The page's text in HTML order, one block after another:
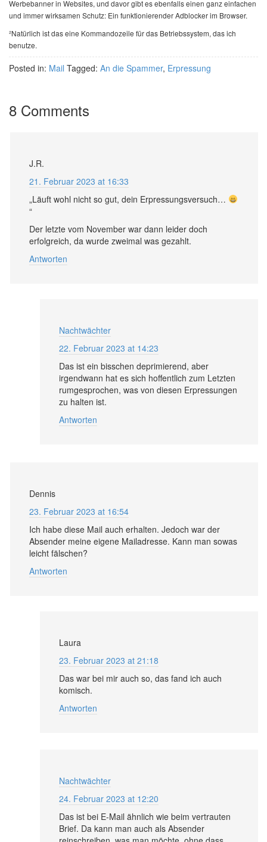
Werbebanner in Websites, und davor gibt es ebenfalls einen ganz einfachen
und immer wirksamen Schutz: Ein funktionierender Adblocker im Browser.
²Natürlich ist das eine Kommandozeile für das Betriebssystem, das ich
benutze.
Posted in: Mail Tagged: An die Spammer, Erpressung
8 Comments
J.R.
21. Februar 2023 at 16:33
„Läuft wohl nicht so gut, dein Erpressungsversuch…
“
Der letzte vom November war dann leider doch
erfolgreich, da wurde zweimal was gezahlt.
Antworten
Nachtwächter
22. Februar 2023 at 14:23
Das ist ein bisschen deprimierend, aber
irgendwann hat es sich hoffentlich zum Letzten
rumgesprochen, was von diesen Erpressungen
zu halten ist.
Antworten
Dennis
23. Februar 2023 at 16:54
Ich habe diese Mail auch erhalten. Jedoch war der
Absender meine eigene Mailadresse. Kann man sowas
leicht fälschen?
Antworten
Laura
23. Februar 2023 at 21:18
Das war bei mir auch so, das fand ich auch
komisch.
Antworten
Nachtwächter
24. Februar 2023 at 12:20
Das ist bei E-Mail ähnlich wie beim vertrauten
Brief. Da kann man auch als Absender